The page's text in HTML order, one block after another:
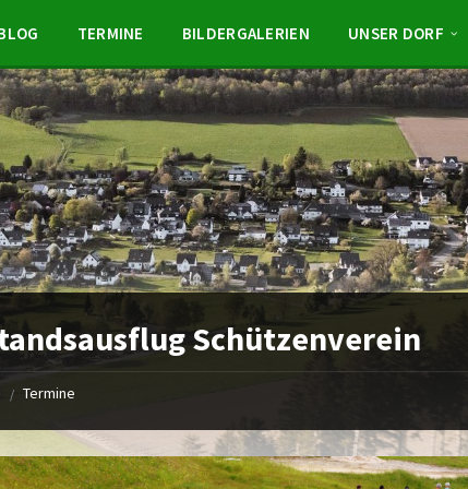
TERMINE BILDERGALERIEN UNSER DORF
Schützenverein
/ Termine